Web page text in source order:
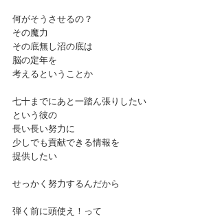
何がそうさせるの？
その魔力
その底無し沼の底は
脳の定年を
考えるということか
七十までにあと一踏ん張りしたい
という彼の
長い長い努力に
少しでも貢献できる情報を
提供したい
せっかく努力するんだから
弾く前に頭使え！って